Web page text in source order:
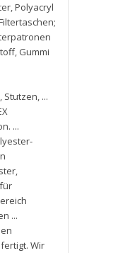
,Polyacryl
, Gummi
, Stutzen, ...
...
,
...
Wir